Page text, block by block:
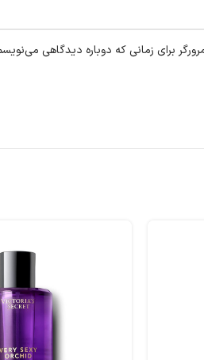
برای زمانی که دوباره دیدگاهی